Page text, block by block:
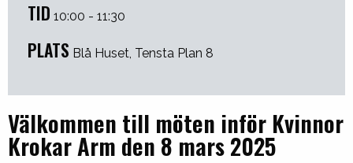
TID 10:00 - 11:30
PLATS Blå Huset, Tensta Plan 8
Välkommen till möten inför Kvinnor
Krokar Arm den 8 mars 2025